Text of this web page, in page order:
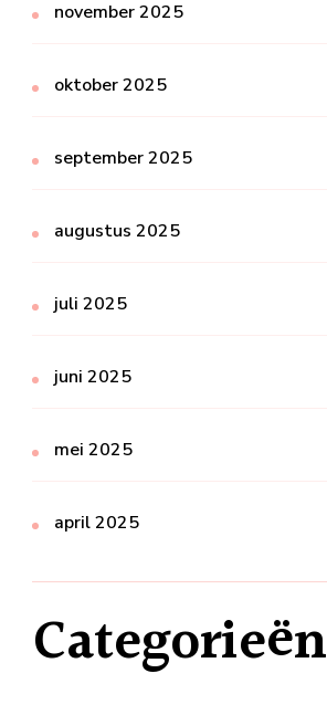
november 2025
oktober 2025
september 2025
augustus 2025
juli 2025
juni 2025
mei 2025
april 2025
Categorieën